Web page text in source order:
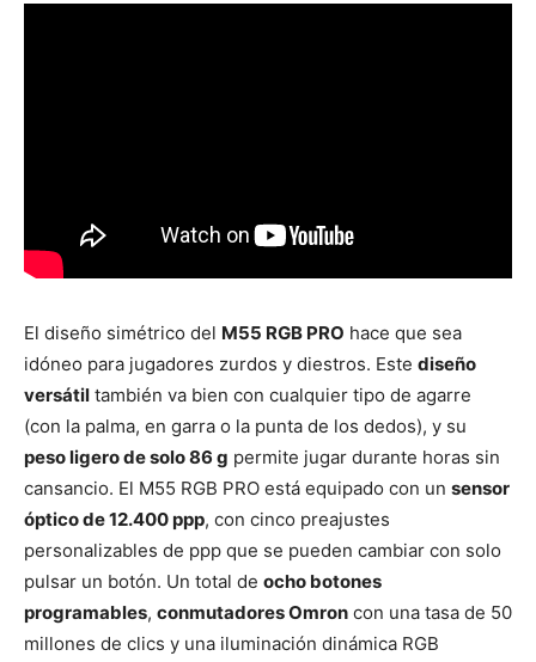
El diseño simétrico del M55 RGB PRO hace que sea
idóneo para jugadores zurdos y diestros. Este diseño
versátil también va bien con cualquier tipo de agarre
(con la palma, en garra o la punta de los dedos), y su
peso ligero de solo 86 g permite jugar durante horas sin
cansancio. El M55 RGB PRO está equipado con un sensor
óptico de 12.400 ppp, con cinco preajustes
personalizables de ppp que se pueden cambiar con solo
pulsar un botón. Un total de ocho botones
programables, conmutadores Omron con una tasa de 50
millones de clics y una iluminación dinámica RGB